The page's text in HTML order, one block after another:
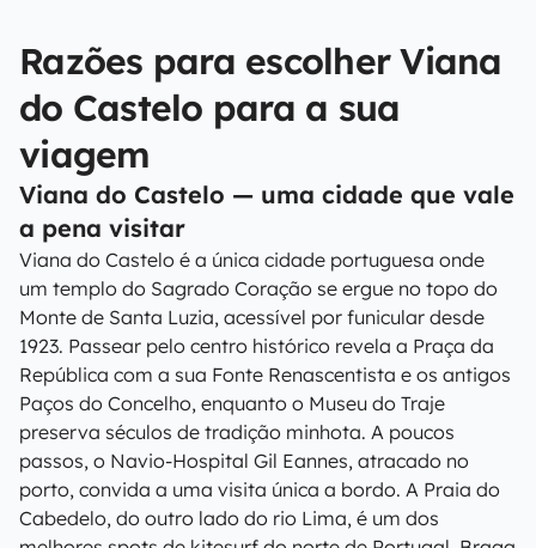
Razões para escolher Viana
do Castelo para a sua
viagem
Viana do Castelo — uma cidade que vale
a pena visitar
Viana do Castelo é a única cidade portuguesa onde
um templo do Sagrado Coração se ergue no topo do
Monte de Santa Luzia, acessível por funicular desde
1923. Passear pelo centro histórico revela a Praça da
República com a sua Fonte Renascentista e os antigos
Paços do Concelho, enquanto o Museu do Traje
preserva séculos de tradição minhota. A poucos
passos, o Navio-Hospital Gil Eannes, atracado no
porto, convida a uma visita única a bordo. A Praia do
Cabedelo, do outro lado do rio Lima, é um dos